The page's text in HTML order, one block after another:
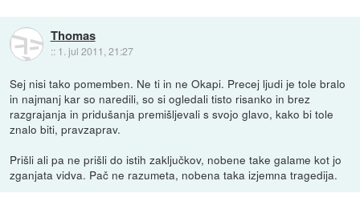
Thomas
:: 1. jul 2011, 21:27
Sej nisi tako pomemben. Ne ti in ne Okapi. Precej ljudi je tole bralo
in najmanj kar so naredili, so si ogledali tisto risanko in brez
razgrajanja in pridušanja premišljevali s svojo glavo, kako bi tole
znalo biti, pravzaprav.
Prišli ali pa ne prišli do istih zaključkov, nobene take galame kot jo
zganjata vidva. Pač ne razumeta, nobena taka izjemna tragedija.